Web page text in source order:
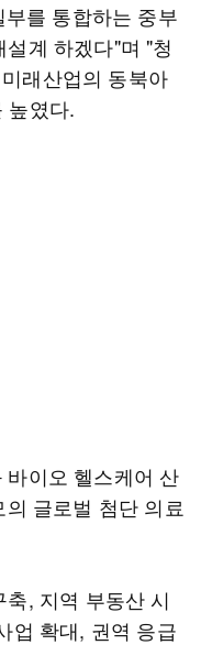
를 통합하는 중부
계 하겠다"며 "청
래산업의 동북아
높였다.
이오 헬스케어 산
글로벌 첨단 의료
, 지역 부동산 시
업 확대, 권역 응급